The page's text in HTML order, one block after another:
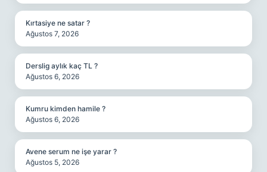
Kırtasiye ne satar ?
Ağustos 7, 2026
Derslig aylık kaç TL ?
Ağustos 6, 2026
Kumru kimden hamile ?
Ağustos 6, 2026
Avene serum ne işe yarar ?
Ağustos 5, 2026